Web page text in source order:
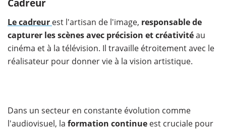
Cadreur
Le cadreur est l'artisan de l'image, responsable de
capturer les scènes avec précision et créativitéau
cinéma et à la télévision. Il travaille étroitement avec le
réalisateur pour donner vie à la vision artistique.
Dans un secteur en constante évolution comme
l'audiovisuel, la formation continue est cruciale pour